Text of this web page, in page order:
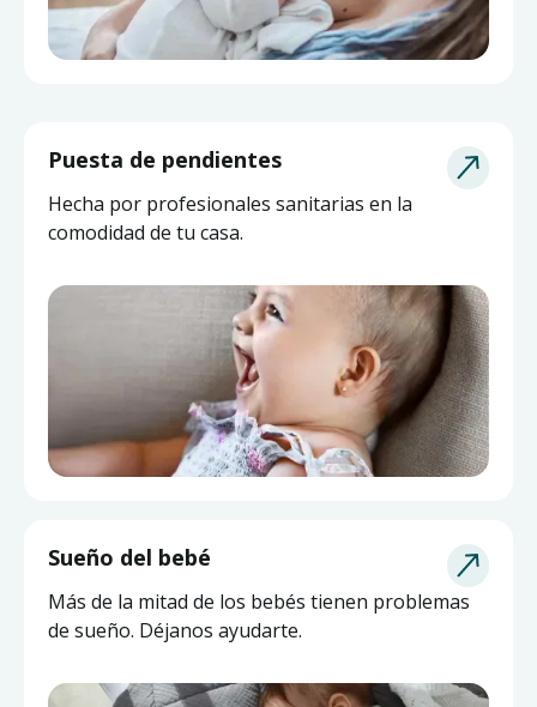
Puesta de pendientes
Hecha por profesionales sanitarias en la
comodidad de tu casa.
Sueño del bebé
Más de la mitad de los bebés tienen problemas
de sueño. Déjanos ayudarte.